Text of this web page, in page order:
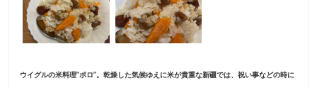
ウイグルの米料理”ポロ”。乾燥した気候ゆえに米が貴重な新疆では、祝い事などの時に